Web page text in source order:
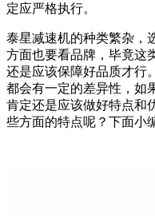
定应严格执行。
泰星减速机的种类繁杂，
方面也要看品牌，毕竟这
还是应该保障好品质才行
都会有一定的差异性，如
肯定还是应该做好特点和
些方面的特点呢？下面小